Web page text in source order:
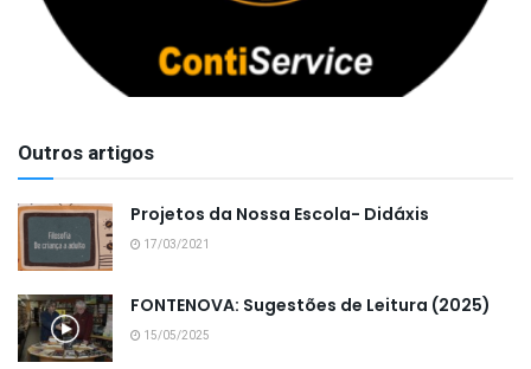
Outros artigos
Projetos da Nossa Escola- Didáxis
17/03/2021
FONTENOVA: Sugestões de Leitura (2025)
15/05/2025